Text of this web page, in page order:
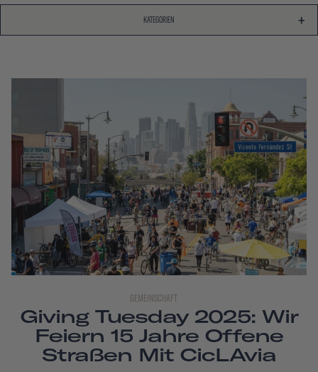
KATEGORIEN
GEMEINSCHAFT
Giving Tuesday 2025: Wir
Feiern 15 Jahre Offene
Straßen Mit CicLAvia